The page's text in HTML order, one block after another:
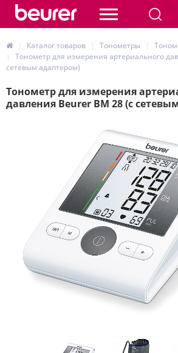
Каталог товаров Тонометры
Тонометр для измерения артериального
сетевым адаптером)
Тонометр для измерения
давления Beurer BM 28 (с